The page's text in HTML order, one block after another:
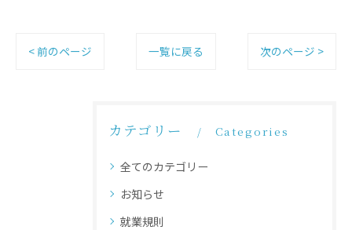
< 前のページ 一覧に戻る 次のページ >
カテゴリー Categories
全てのカテゴリー
お知らせ
就業規則